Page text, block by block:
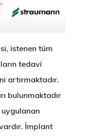
istenen tüm
tedavi
artırmaktadır.
bulunmaktadır
İmplant